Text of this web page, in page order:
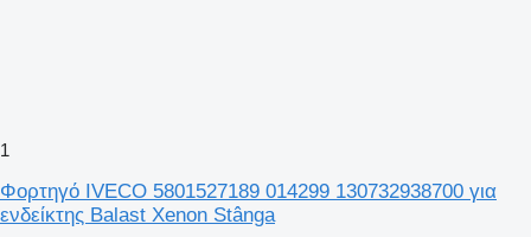
1
Φορτηγό IVECO 5801527189 014299 130732938700 για
ενδείκτης Balast Xenon Stânga